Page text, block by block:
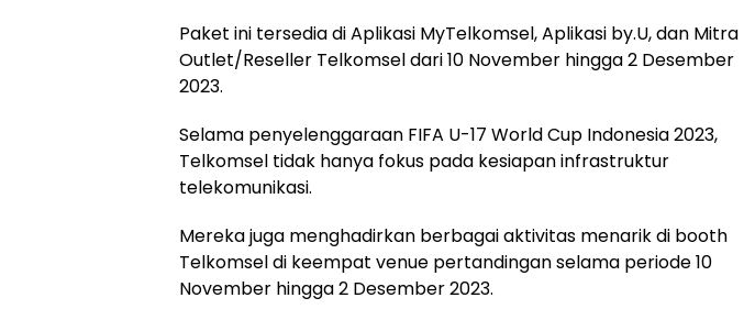
Paket ini tersedia di Aplikasi MyTelkomsel, Aplikasi by.U, dan Mitra
Outlet/Reseller Telkomsel dari 10 November hingga 2 Desember
2023.
Selama penyelenggaraan FIFA U-17 World Cup Indonesia 2023,
Telkomsel tidak hanya fokus pada kesiapan infrastruktur
telekomunikasi.
Mereka juga menghadirkan berbagai aktivitas menarik di booth
Telkomsel di keempat venue pertandingan selama periode 10
November hingga 2 Desember 2023.